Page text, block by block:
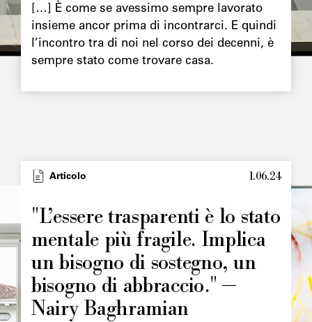
[…] È come se avessimo sempre lavorato
insieme ancor prima di incontrarci. E quindi
l’incontro tra di noi nel corso dei decenni, è
sempre stato come trovare casa.
TypeArticolo 1.06.24
"L’essere trasparenti è lo stato
mentale più fragile. Implica
un bisogno di sostegno, un
bisogno di abbraccio." —
Nairy Baghramian